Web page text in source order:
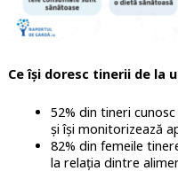
Ce își doresc tinerii de la
52% din tineri
și își monitorizează
82% din femeile
la relația dintre